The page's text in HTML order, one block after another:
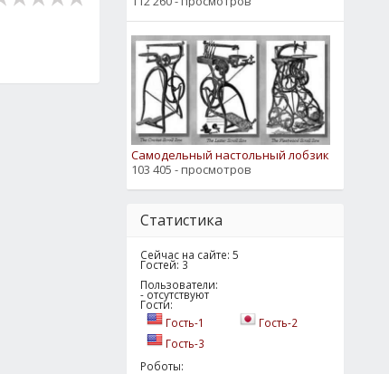
Самодельный настольный лобзик
103 405 - просмотров
Статистика
Сейчас на сайте: 5
Гостей: 3
Пользователи:
- отсутствуют
Гости:
Гость-1
Гость-2
Гость-3
Роботы: